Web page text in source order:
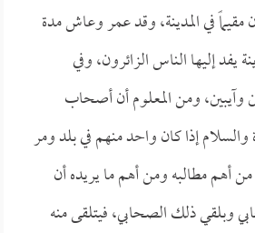
مقيماً في المدينة، وقد عمر وعاش مدة
يفد إليها الناس الزائرون، وفي
وآيبين، ومن المعلوم أن أصحاب
إذا كان واحد منهم في بلد ومر
أهم مطالبه ومن أهم ما يريده أن
وبلقي ذلك الصحابي، فيتلقى منه